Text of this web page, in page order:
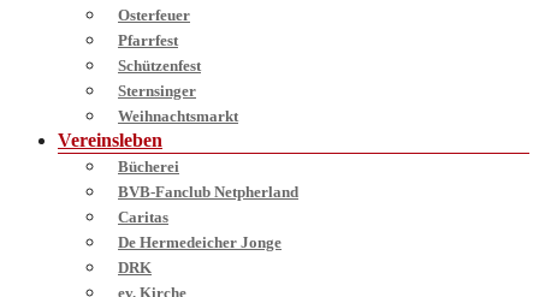
Osterfeuer
Pfarrfest
Schützenfest
Sternsinger
Weihnachtsmarkt
Vereinsleben
Bücherei
BVB-Fanclub Netpherland
Caritas
De Hermedeicher Jonge
DRK
ev. Kirche